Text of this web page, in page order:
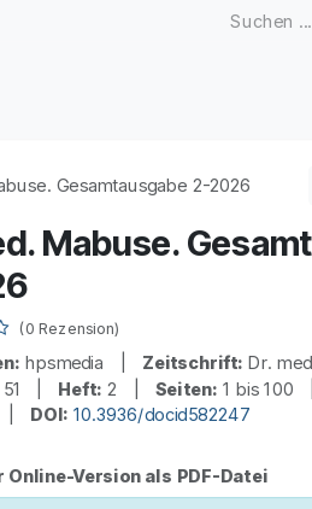
Gesamtausgabe 2-2026
Mabuse.
(0 Rezension)
hpsmedia | Zeitschrift: Dr.
51 | Heft: 2 | Seiten: 1 bis
| DOI: 10.3936/docid582247
Online-Version als PDF-Datei